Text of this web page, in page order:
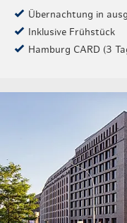
Übernachtung in
Inklusive Frühstück
Hamburg CARD (3